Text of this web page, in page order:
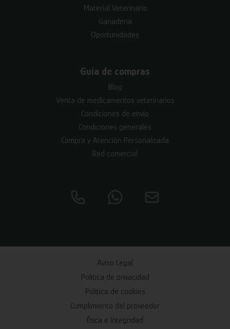
Material Veterinario
Ganadería
Oportunidades
Guía de compras
Blog
Venta de medicamentos veterinarios
Condiciones de envío
Condiciones generales
Compra y Atención Personalizada
Red comercial
Aviso Legal
Política de privacidad
Política de cookies
Cumplimiento del proveedor
Ética e Integridad